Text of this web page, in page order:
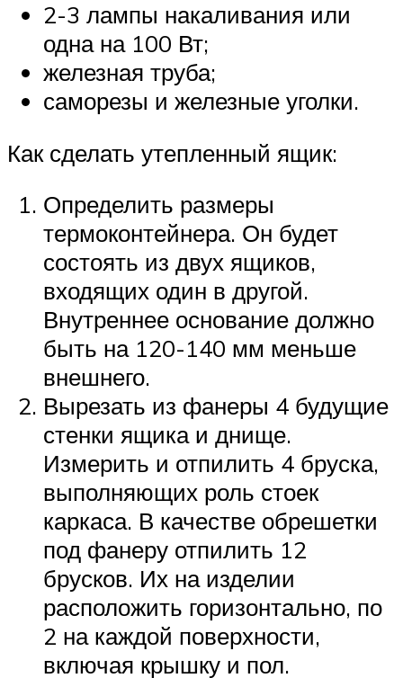
2-3 лампы накаливания или
одна на 100 Вт;
железная труба;
саморезы и железные уголки.
Как сделать утепленный ящик:
Определить размеры
термоконтейнера. Он будет
состоять из двух ящиков,
входящих один в другой.
Внутреннее основание должно
быть на 120-140 мм меньше
внешнего.
Вырезать из фанеры 4 будущие
стенки ящика и днище.
Измерить и отпилить 4 бруска,
выполняющих роль стоек
каркаса. В качестве обрешетки
под фанеру отпилить 12
брусков. Их на изделии
расположить горизонтально, по
2 на каждой поверхности,
включая крышку и пол.